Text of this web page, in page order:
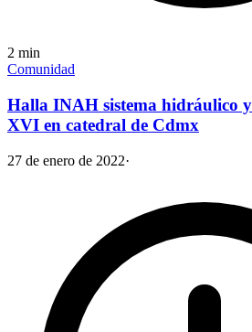
2 min
Comunidad
Halla INAH sistema hidráulico y
XVI en catedral de Cdmx
27 de enero de 2022·